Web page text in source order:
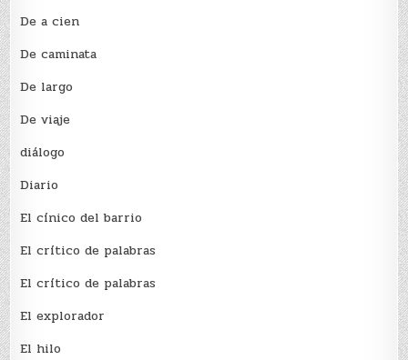
De a cien
De caminata
De largo
De viaje
diálogo
Diario
El cínico del barrio
El crí­tico de palabras
El crí­tico de palabras
El explorador
El hilo